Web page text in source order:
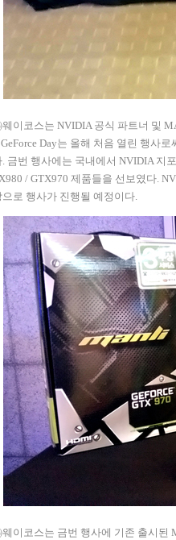
웨이코스는 NVIDIA 공식 파트너 및
Day는 올해 처음 열린 행사로
금번 행사에는 국내에서 NVIDIA 지
/ GTX970 제품들을 선보였다 .
으로 행사가 진행될 예정이다
웨이코스는 금번 행사에 기존 출시된